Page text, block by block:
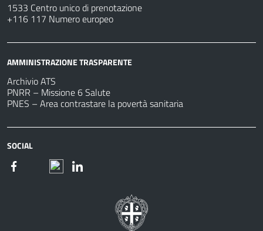
1533 Centro unico di prenotazione
+116 117 Numero europeo
AMMINISTRAZIONE TRASPARENTE
Archivio ATS
PNRR – Missione 6 Salute
PNES – Area contrastare la povertà sanitaria
SOCIAL